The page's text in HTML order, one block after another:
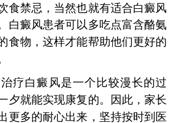
食禁忌，当然也就有适合白癜风
白癜风患者可以多吃点富含酪氨
食物，这样才能帮助他们更好的
治疗白癜风是一个比较漫长的过
夕就能实现康复的。因此，家长
更多的耐心出来，坚持按时到医